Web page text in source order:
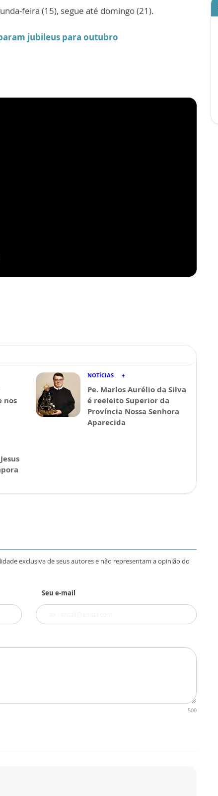
feira (15), segue até domingo (21).
jubileus para outubro
nos
NOTÍCIAS
Pe. Marlos Aurélio da Silva
é reeleito Superior da
Província Nossa Senhora
Aparecida
exclusiva de seus autores e não representam a opinião do
Seu e-mail
500